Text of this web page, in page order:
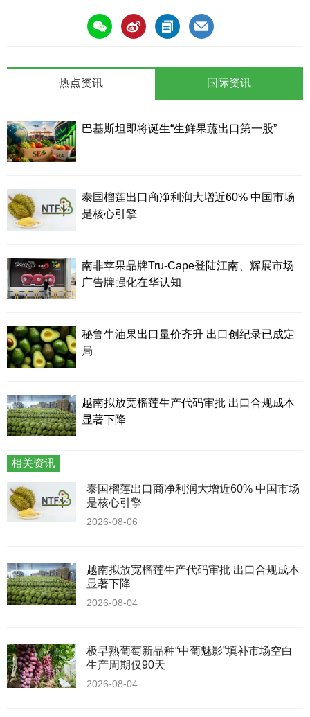
热点资讯
巴基斯坦即将诞生“生鲜果蔬出口第一股”
泰国榴莲出口商净利润大增近60% 中国市场
是核心引擎
南非苹果品牌Tru-Cape登陆江南、辉展市场
广告牌强化在华认知
秘鲁牛油果出口量价齐升 出口创纪录已成定
局
越南拟放宽榴莲生产代码审批 出口合规成本
显著下降
国际资讯
相关资讯
泰国榴莲出口商净利润大增近60% 中国市场
是核心引擎
2026-08-06
越南拟放宽榴莲生产代码审批 出口合规成本
显著下降
2026-08-04
极早熟葡萄新品种“中葡魅影”填补市场空白
生产周期仅90天
2026-08-04